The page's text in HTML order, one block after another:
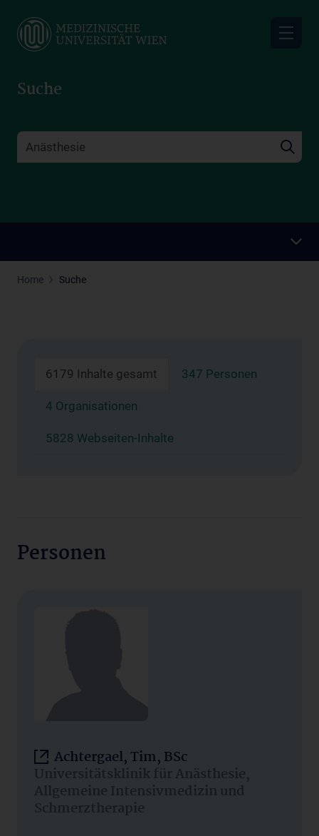
main
Suche
Home Suche
6179 Inhalte gesamt 347 Personen
4 Organisationen
5828 Webseiten-Inhalte
Personen
Achtergael, Tim, BSc
Universitätsklinik für Anästhesie,
Allgemeine Intensivmedizin und
Schmerztherapie